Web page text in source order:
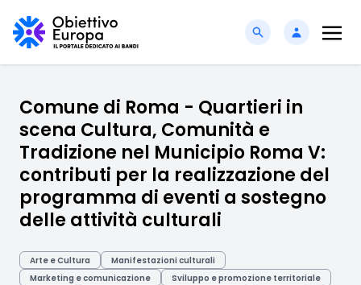
Comune di Roma - Quartieri in
scena Cultura, Comunità e
Tradizione nel Municipio Roma V:
contributi per la realizzazione del
programma di eventi a sostegno
delle attività culturali
Arte e Cultura
Manifestazioni culturali
Marketing e comunicazione
Sviluppo e promozione territoriale